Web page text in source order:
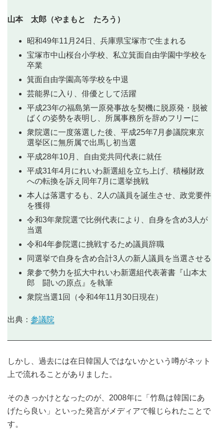
山本 太郎（やまもと たろう）
昭和49年11月24日、兵庫県宝塚市で生まれる
宝塚市中山桜台小学校、私立箕面自由学園中学校を
卒業
箕面自由学園高等学校を中退
芸能界に入り、俳優として活躍
平成23年の福島第一原発事故を契機に脱原発・脱被
ばくの姿勢を表明し、所属事務所を辞めフリーに
衆院選に一度落選した後、平成25年7月参議院東京
選挙区に無所属で出馬し初当選
平成28年10月、自由党共同代表に就任
平成31年4月にれいわ新選組を立ち上げ、積極財政
への転換を訴え同年7月に選挙挑戦
本人は落選するも、2人の議員を誕生させ、政党要件
を獲得
令和3年衆院選で比例代表により、自身を含め3人が
当選
令和4年参院選に挑戦するため議員辞職
同選挙で自身を含め合計3人の新人議員を当選させる
衆参で勢力を拡大中れいわ新選組代表著書『山本太
郎 闘いの原点』を執筆
衆院当選1回（令和4年11月30日現在）
出典： 参議院
しかし、過去には在日韓国人ではないかという噂がネット
上で流れることがありました。
そのきっかけとなったのが、2008年に「竹島は韓国にあ
げたら良い」といった発言がメディアで報じられたことで
す。